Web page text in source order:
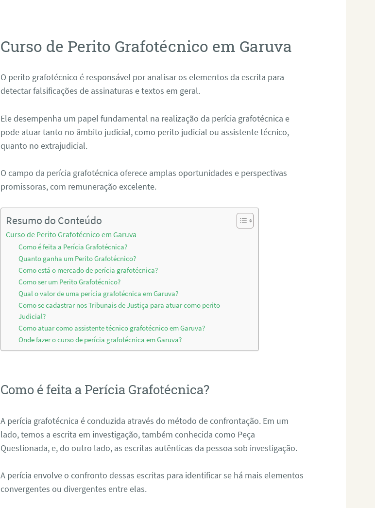
Curso de Perito Grafotécnico em Garuva
O perito grafotécnico é responsável por analisar os elementos da escrita para
detectar falsificações de assinaturas e textos em geral.
Ele desempenha um papel fundamental na realização da perícia grafotécnica e
pode atuar tanto no âmbito judicial, como perito judicial ou assistente técnico,
quanto no extrajudicial.
O campo da perícia grafotécnica oferece amplas oportunidades e perspectivas
promissoras, com remuneração excelente.
Resumo do Conteúdo
Curso de Perito Grafotécnico em Garuva
Como é feita a Perícia Grafotécnica?
Quanto ganha um Perito Grafotécnico?
Como está o mercado de perícia grafotécnica?
Como ser um Perito Grafotécnico?
Qual o valor de uma perícia grafotécnica em Garuva?
Como se cadastrar nos Tribunais de Justiça para atuar como perito
Judicial?
Como atuar como assistente técnico grafotécnico em Garuva?
Onde fazer o curso de perícia grafotécnica em Garuva?
Como é feita a Perícia Grafotécnica?
A perícia grafotécnica é conduzida através do método de confrontação. Em um
lado, temos a escrita em investigação, também conhecida como Peça
Questionada, e, do outro lado, as escritas autênticas da pessoa sob investigação.
A perícia envolve o confronto dessas escritas para identificar se há mais elementos
convergentes ou divergentes entre elas.